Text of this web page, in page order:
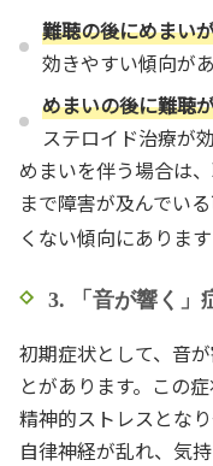
難聴の後にめまい
効きやすい傾向があ
めまいの後に難聴
ステロイド治療が
めまいを伴う場合は
まで障害が及んでい
くない傾向にあります
3. 「音が響く」
初期症状として、音
とがあります。この
精神的ストレスとな
自律神経が乱れ、気